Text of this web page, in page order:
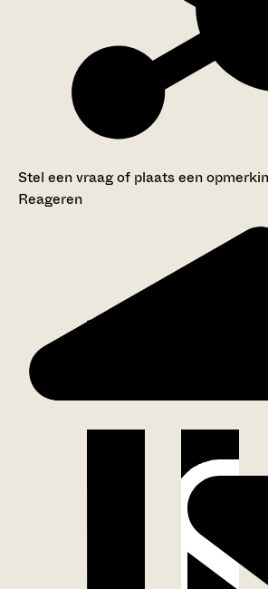
Stel een vraag of plaats een
Reageren